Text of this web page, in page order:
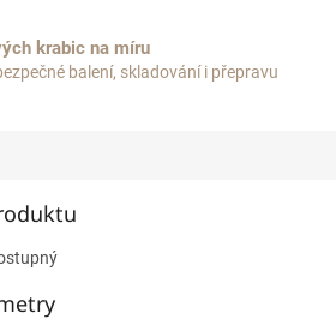
krabic na míru
balení, skladování i přepravu